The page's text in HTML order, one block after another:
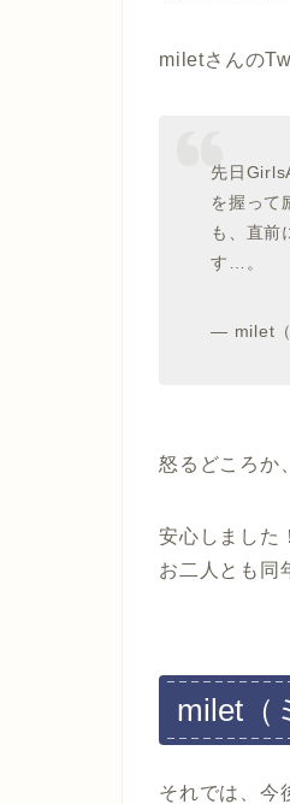
miletさんの
先日
を握って
も、直前
す…。
— milet（
怒るどころか
安心しました！
お二人とも同
milet（
それでは、今